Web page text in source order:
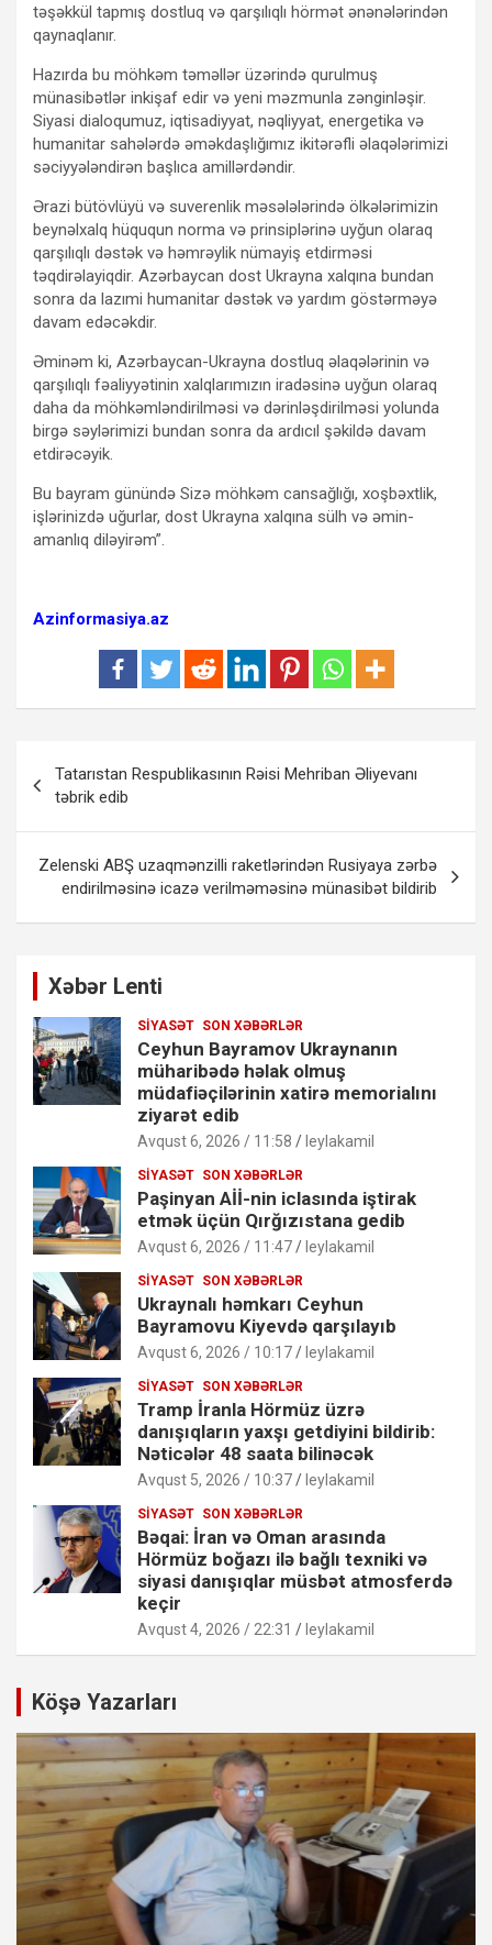
təşəkkül tapmış dostluq və qarşılıqlı hörmət ənənələrindən
qaynaqlanır.
Hazırda bu möhkəm təməllər üzərində qurulmuş
münasibətlər inkişaf edir və yeni məzmunla zənginləşir.
Siyasi dialoqumuz, iqtisadiyyat, nəqliyyat, energetika və
humanitar sahələrdə əməkdaşlığımız ikitərəfli əlaqələrimizi
səciyyələndirən başlıca amillərdəndir.
Ərazi bütövlüyü və suverenlik məsələlərində ölkələrimizin
beynəlxalq hüququn norma və prinsiplərinə uyğun olaraq
qarşılıqlı dəstək və həmrəylik nümayiş etdirməsi
təqdirəlayiqdir. Azərbaycan dost Ukrayna xalqına bundan
sonra da lazımi humanitar dəstək və yardım göstərməyə
davam edəcəkdir.
Əminəm ki, Azərbaycan-Ukrayna dostluq əlaqələrinin və
qarşılıqlı fəaliyyətinin xalqlarımızın iradəsinə uyğun olaraq
daha da möhkəmləndirilməsi və dərinləşdirilməsi yolunda
birgə səylərimizi bundan sonra da ardıcıl şəkildə davam
etdirəcəyik.
Bu bayram günündə Sizə möhkəm cansağlığı, xoşbəxtlik,
işlərinizdə uğurlar, dost Ukrayna xalqına sülh və əmin-
amanlıq diləyirəm”.
Azinformasiya.az
naviqasiyası
Tatarıstan Respublikasının Rəisi Mehriban Əliyevanı
təbrik edib
Zelenski ABŞ uzaqmənzilli raketlərindən Rusiyaya zərbə
endirilməsinə icazə verilməməsinə münasibət bildirib
Xəbər Lenti
SIYASƏT SON XƏBƏRLƏR
Ceyhun Bayramov Ukraynanın
müharibədə həlak olmuş
müdafiəçilərinin xatirə memorialını
ziyarət edib
Avqust 6, 2026 / 11:58 leylakamil
SIYASƏT SON XƏBƏRLƏR
Paşinyan Aİİ-nin iclasında iştirak
etmək üçün Qırğızıstana gedib
Avqust 6, 2026 / 11:47 leylakamil
SIYASƏT SON XƏBƏRLƏR
Ukraynalı həmkarı Ceyhun
Bayramovu Kiyevdə qarşılayıb
Avqust 6, 2026 / 10:17 leylakamil
SIYASƏT SON XƏBƏRLƏR
Tramp İranla Hörmüz üzrə
danışıqların yaxşı getdiyini bildirib:
Nəticələr 48 saata bilinəcək
Avqust 5, 2026 / 10:37 leylakamil
SIYASƏT SON XƏBƏRLƏR
Bəqai: İran və Oman arasında
Hörmüz boğazı ilə bağlı texniki və
siyasi danışıqlar müsbət atmosferdə
keçir
Avqust 4, 2026 / 22:31 leylakamil
Köşə Yazarları